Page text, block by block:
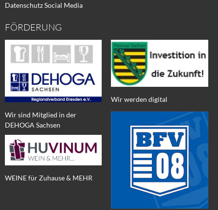
Datenschutz Social Media
FÖRDERUNG
Wir sind Mitglied in der
DEHOGA Sachsen
WEINE für Zuhause & MEHR
Wir werden digital